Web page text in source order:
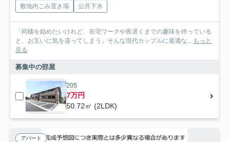
敷地内ごみ置き場
公共下水
「同棲を始めたいけれど、在宅ワークや夜遅くまでの趣味を持っている
と、お互いに気を遣ってしまう」そんな現代カップルに最適な... もっと
見る
募集中の部屋
205
7万円
50.72㎡ (2LDK)
アパート